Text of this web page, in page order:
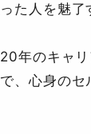
た人を魅了
年のキャ
、心身の